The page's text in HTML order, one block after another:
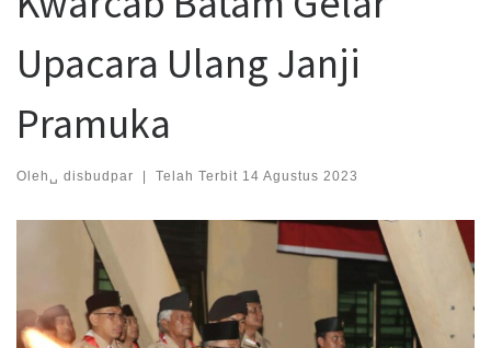
Upacara Ulang Janji
Pramuka
Oleh␣ disbudpar | Telah Terbit 14 Agustus 2023